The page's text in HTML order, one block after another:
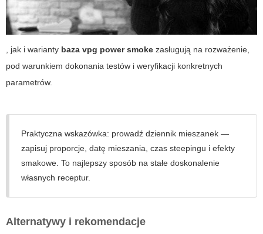
, jak i warianty baza vpg power smoke zasługują na rozważenie,
pod warunkiem dokonania testów i weryfikacji konkretnych
parametrów.
Praktyczna wskazówka: prowadź dziennik mieszanek —
zapisuj proporcje, datę mieszania, czas steepingu i efekty
smakowe. To najlepszy sposób na stałe doskonalenie
własnych receptur.
Alternatywy i rekomendacje